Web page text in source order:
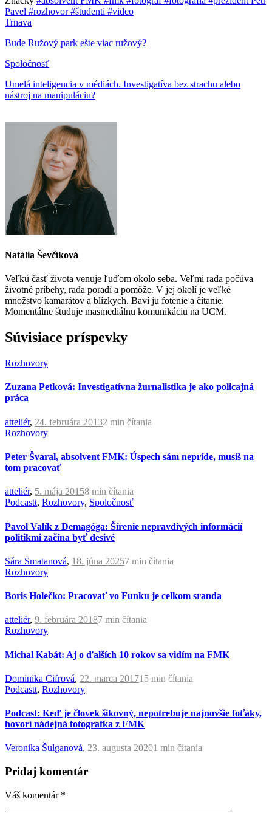
Pavel #rozhovor#študenti #video
Trnava
Bude Ružový park ešte viac ružový?
Spoločnosť
Umelá inteligencia v médiách. Investigatíva bez strachu alebo
nástroj na manipuláciu?
Natália Ševčíková
Veľkú časť života venuje ľuďom okolo seba. Veľmi rada počúva
životné príbehy, rada poradí a pomôže. V jej okolí je veľké
množstvo kamarátov a blízkych. Baví ju fotenie a čítanie.
Momentálne študuje masmediálnu komunikáciu na UCM.
Súvisiace príspevky
Rozhovory
Zuzana Petková: Investigatívna žurnalistika je ako policajná
práca
atteliér, 24. februára 20132 min čítania
Rozhovory
Peter Švaral, absolvent FMK: Úspech sám nepríde, musíš na
tom pracovať
atteliér, 5. mája 20158 min čítania
Podcastt, Rozhovory, Spoločnosť
Pavol Valík z Demagóga: Šírenie nepravdivých informácií
politikmi začína byť desivé
Sára Smatanová, 18. júna 20257 min čítania
Rozhovory
Boris Holečko: Pracovať vo Funku je celkom sranda
atteliér, 9. februára 20187 min čítania
Rozhovory
Michal Kabát: Aj o ďalších 10 rokov sa vidím na FMK
Dominika Cifrová, 22. marca 201715 min čítania
Podcastt, Rozhovory
Podcast: Keď je človek šikovný, nepotrebuje najnovšie foťáky,
hovorí nádejná fotografka z FMK
Veronika Šulganová, 23. augusta 20201 min čítania
Pridaj komentár
Váš komentár *